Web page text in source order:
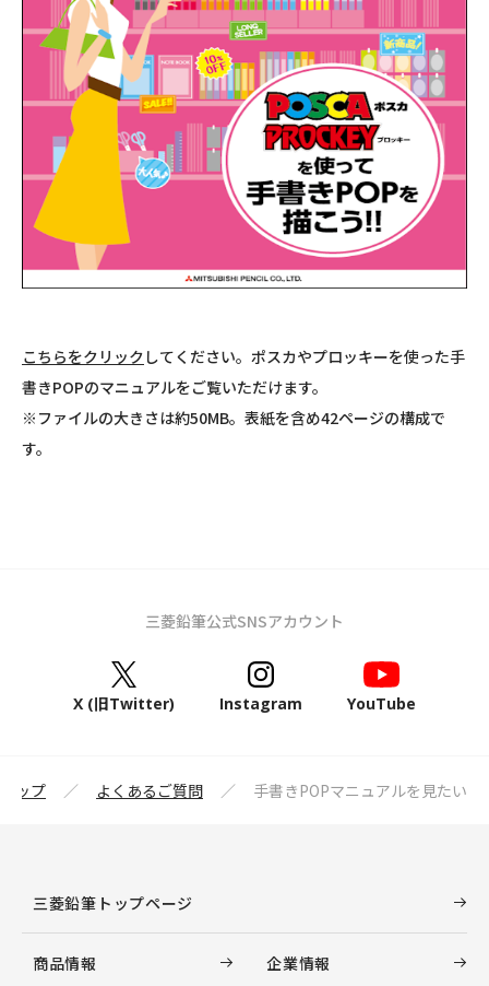
こちらをクリック してください。ポスカやプロッキーを使った手
書きPOPのマニュアルをご覧いただけます。
※ファイルの大きさは約50MB。表紙を含め42ページの構成で
す。
三菱鉛筆公式SNSアカウント
X (旧Twitter) Instagram YouTube
ップ よくあるご質問 手書きPOPマニュアルを見たい
三菱鉛筆トップページ
商品情報 企業情報